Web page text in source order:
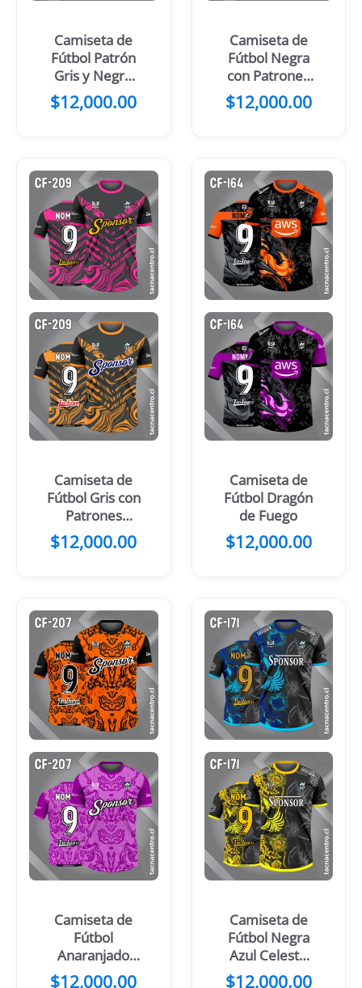
Camiseta de
Fútbol Patrón
Gris y Negro
Franjas Verdes
Blancas
$12,000.00
Camiseta de
Fútbol Negra
con Patrones
Amarillos
$12,000.00
Camiseta de
Fútbol Gris con
Patrones
Rosados
$12,000.00
Camiseta de
Fútbol Dragón
de Fuego
$12,000.00
Camiseta de
Fútbol
Anaranjado
con Mangas y
$12,000.00
Camiseta de
Fútbol Negra
Azul Celeste
con Flores
$12,000.00